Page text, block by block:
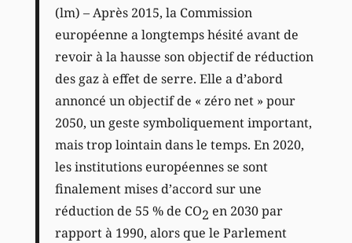
(lm) – Après 2015, la Commission
européenne a longtemps hésité avant de
revoir à la hausse son objectif de réduction
des gaz à effet de serre. Elle a d’abord
annoncé un objectif de « zéro net » pour
2050, un geste symboliquement important,
mais trop lointain dans le temps. En 2020,
les institutions européennes se sont
finalement mises d’accord sur une
réduction de 55 % de CO2 en 2030 par
rapport à 1990, alors que le Parlement